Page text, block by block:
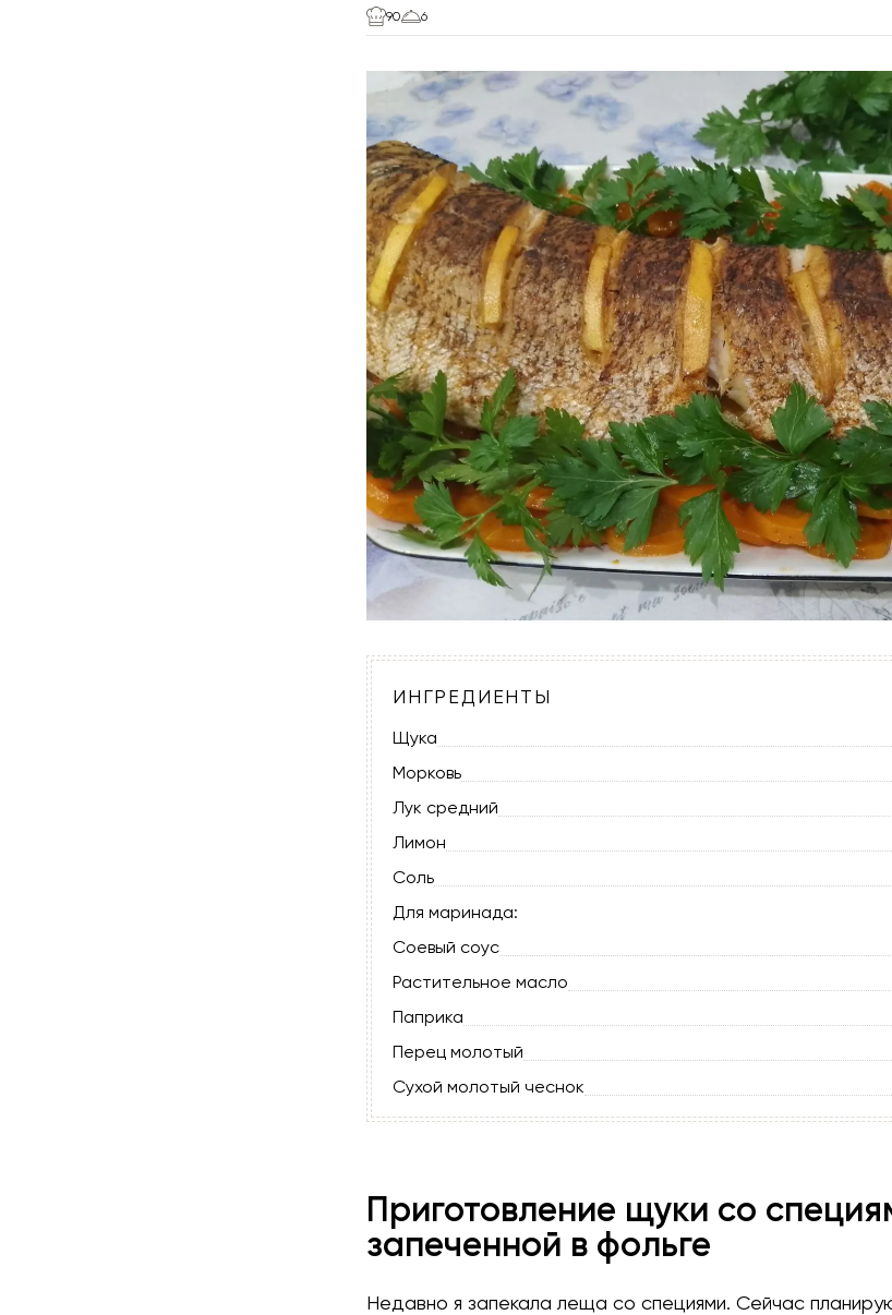
90 6
ИНГРЕДИЕНТЫ
Щука
Морковь
Лук средний
Лимон
Соль
Для маринада:
Соевый соус
Растительное масло
Паприка
Перец молотый
Сухой молотый чеснок
Приготовление щуки со
запеченной в фольге
Недавно я запекала леща со специями. Сейчас